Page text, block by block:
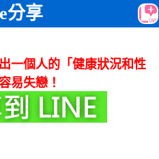
分享
一個人的「健康狀況和性
易失戀！